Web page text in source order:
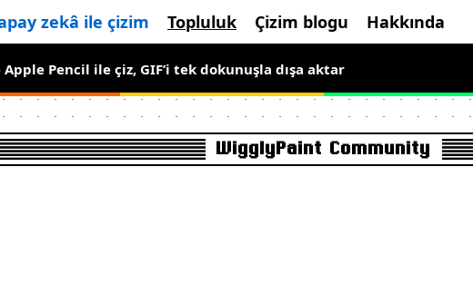
zekâ ile çizim Topluluk Çizim blogu Hakkında
kısa süreliğine ücretsiz, hareketli piksel sanatı çiz
Pencil ile çiz, GIF’i tek dokunuşla dışa aktar
WigglyPaint Community